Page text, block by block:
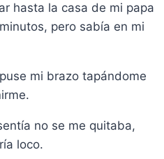
hasta la casa de mi papa
pero sabía en mi
mi brazo tapándome
no se me quitaba,
loco.